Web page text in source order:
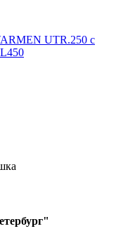
UTR.250 с
"